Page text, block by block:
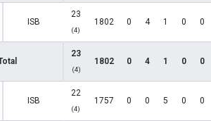
ISB
23
(4)
1802 0 4 1 0 0
23
(4)
1802 0 4 1 0 0
ISB
22
(4)
1757 0 0 5 0 0